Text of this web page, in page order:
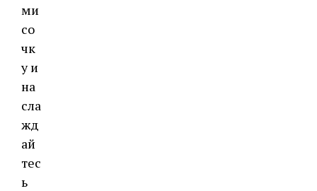
ми
со
чк
у и
на
сла
жд
ай
тес
ь